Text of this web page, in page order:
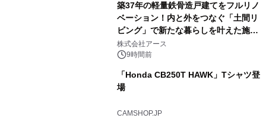
築37年の軽量鉄骨造戸建てをフルリノ
ベーション！内と外をつなぐ「土間リ
ビング」で新たな暮らしを叶えた施工
事例を株式会社アースが公開
株式会社アース
9時間前
「Honda CB250T HAWK」Tシャツ登
場
CAMSHOP.JP